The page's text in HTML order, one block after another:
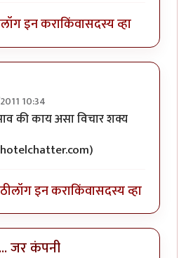
लॉग इन कराकिंवासदस्य व्हा
10:34
! मला तर आत्ताbyस्पंदना
की काय असा विचार शक्य
लॉग इन कराकिंवासदस्य व्हा
जर कंपनी